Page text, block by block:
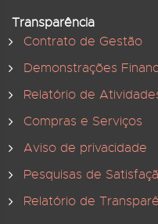
Transparência
Contrato de Gestão
Demonstrações
Relatório de
Compras e Serviços
Aviso de privacidade
Pesquisas de
Relatório de